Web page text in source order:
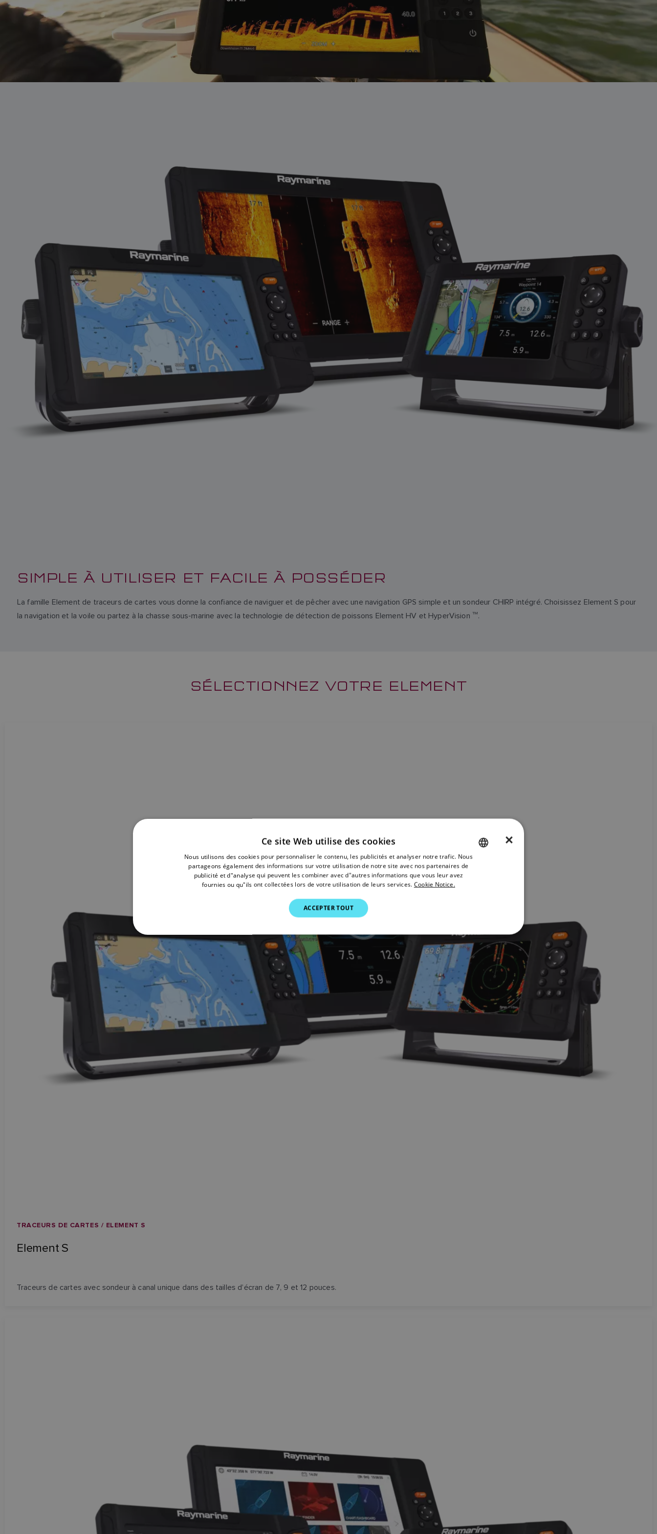
SIMPLE À UTILISER ET FACILE À POSSÉDER
La famille Element de traceurs de cartes vous donne la confiance de naviguer et de pêcher avec une navigation GPS simple et un sondeur CHIRP intégré. Choisissez Element S pour
la navigation et la voile ou partez à la chasse sous-marine avec la technologie de détection de poissons Element HV et HyperVision TM .
SÉLECTIONNEZ VOTRE ELEMENT
TRACEURS DE CARTES / ELEMENT S
Element S
Traceurs de cartes avec sondeur à canal unique dans des tailles d’écran de 7, 9 et 12 pouces.
DUTCH
SPANISH
NORWEGIAN
FINNISH
×
Ce site Web utilise des cookies
Nous utilisons des cookies pour personnaliser le contenu, les publicités et analyser notre trafic. Nous
partageons également des informations sur votre utilisation de notre site avec nos partenaires de
publicité et d"analyse qui peuvent les combiner avec d"autres informations que vous leur avez
fournies ou qu"ils ont collectées lors de votre utilisation de leurs services. Cookie Notice.
ACCEPTER TOUT